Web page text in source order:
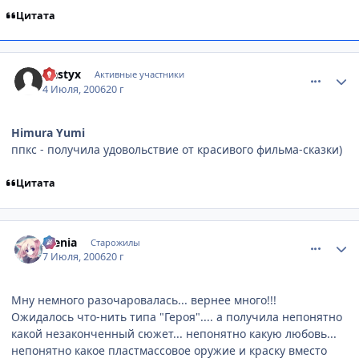
Цитата
Hastyx Активные участники
4 Июля, 200620 г
Himura Yumi
ппкс - получила удовольствие от красивого фильма-сказки)
Цитата
Alenia Старожилы
7 Июля, 200620 г
Мну немного разочаровалась... вернее много!!!
Ожидалось что-нить типа "Героя".... а получила непонятно
какой незаконченный сюжет... непонятно какую любовь...
непонятно какое пластмассовое оружие и краску вместо